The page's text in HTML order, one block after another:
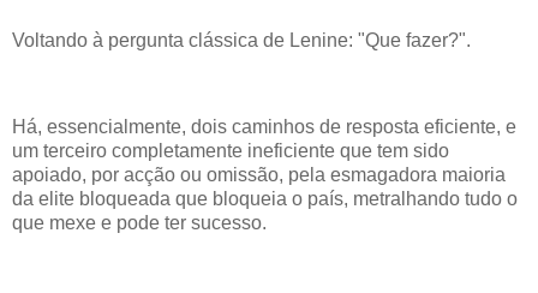
Voltando à pergunta clássica de Lenine: "Que fazer?".
Há, essencialmente, dois caminhos de resposta eficiente, e
um terceiro completamente ineficiente que tem sido
apoiado, por acção ou omissão, pela esmagadora maioria
da elite bloqueada que bloqueia o país, metralhando tudo o
que mexe e pode ter sucesso.